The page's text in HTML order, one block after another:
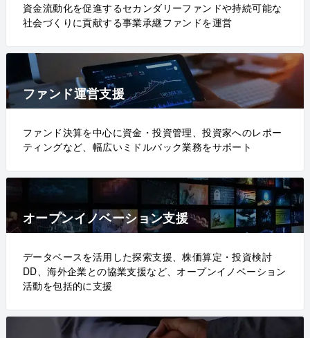
資金流動化を促進するセカンダリーファンドや持続可能な
社会づくりに貢献する事業承継ファンドを運営
ファンド運営支援
ファンド決算を中心に資金・投資管理、投資家へのレポー
ティングなど、幅広いミドルバック業務をサポート
オープンイノベーション支援
データベースを活用した探索支援、株価算定・投資検討
DD、海外企業との協業支援など、オープンイノベーション
活動を包括的に支援